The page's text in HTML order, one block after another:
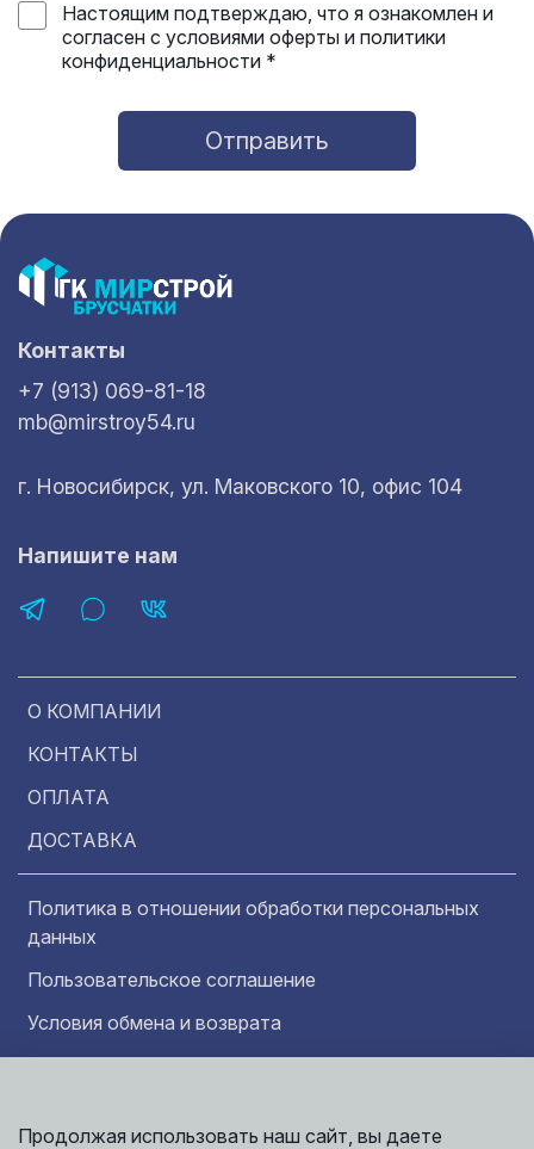
Настоящим подтверждаю, что я ознакомлен и
согласен с условиями оферты и политики
конфиденциальности *
Отправить
О КОМПАНИИ
КОНТАКТЫ
ОПЛАТА
ДОСТАВКА
Политика в отношении обработки персональных
данных
Пользовательское соглашение
Условия обмена и возврата
Контакты
+7 (913) 069-81-18
mb@mirstroy54.ru
г. Новосибирск, ул. Маковского 10, офис 104
Напишите нам
Информация представленная на сайте
Продолжая использовать наш сайт, вы даете